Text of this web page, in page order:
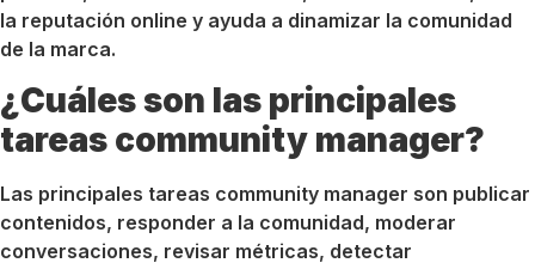
la reputación online y ayuda a dinamizar la comunidad
de la marca.
¿Cuáles son las principales
tareas community manager?
Las principales tareas community manager son publicar
contenidos, responder a la comunidad, moderar
conversaciones, revisar métricas, detectar